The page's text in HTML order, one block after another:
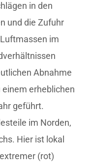
in den
und die Zufuhr
im
Abnahme
erheblichen
geführt.
im Norden,
Hier ist lokal
(rot)